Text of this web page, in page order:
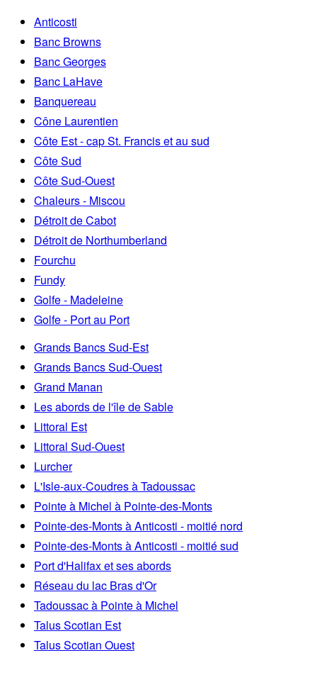
Anticosti
Banc Browns
Banc Georges
Banc LaHave
Banquereau
Cône Laurentien
Côte Est - cap St. Francis et au sud
Côte Sud
Côte Sud-Ouest
Chaleurs - Miscou
Détroit de Cabot
Détroit de Northumberland
Fourchu
Fundy
Golfe - Madeleine
Golfe - Port au Port
Grands Bancs Sud-Est
Grands Bancs Sud-Ouest
Grand Manan
Les abords de l'île de Sable
Littoral Est
Littoral Sud-Ouest
Lurcher
L'Isle-aux-Coudres à Tadoussac
Pointe à Michel à Pointe-des-Monts
Pointe-des-Monts à Anticosti - moitié nord
Pointe-des-Monts à Anticosti - moitié sud
Port d'Halifax et ses abords
Réseau du lac Bras d'Or
Tadoussac à Pointe à Michel
Talus Scotian Est
Talus Scotian Ouest